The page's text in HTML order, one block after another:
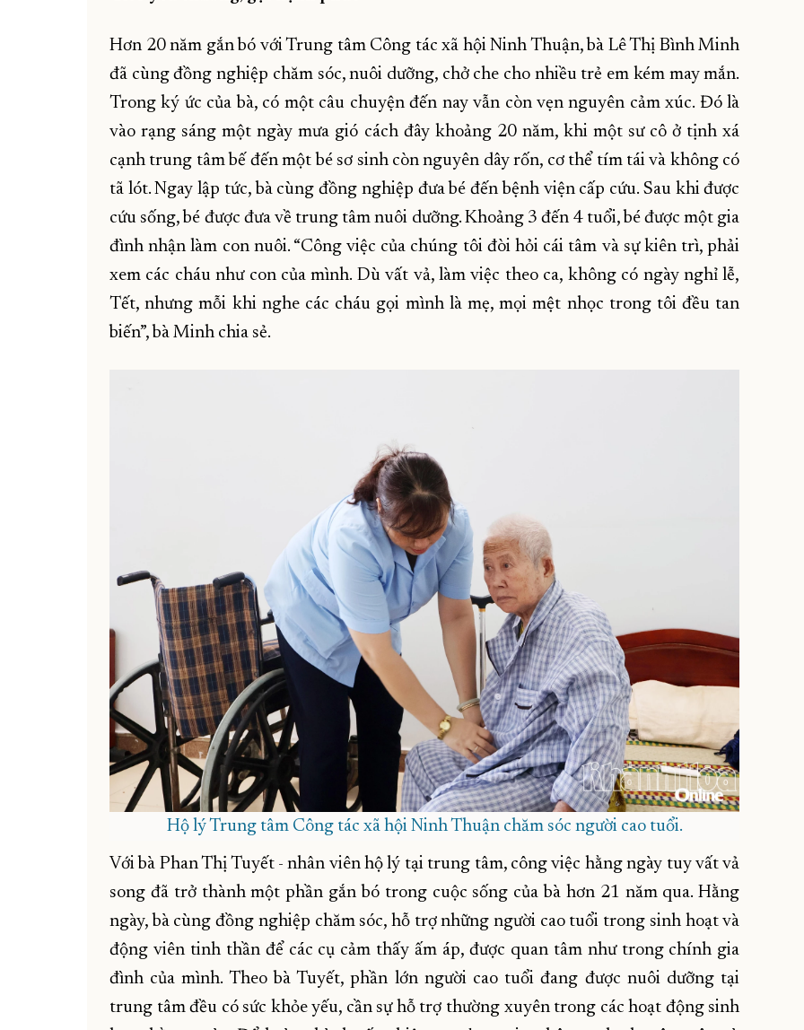
Hơn 20 năm gắn bó với Trung tâm Công tác xã hội Ninh Thuận, bà Lê Thị Bình Minh
đã cùng đồng nghiệp chăm sóc, nuôi dưỡng, chở che cho nhiều trẻ em kém may mắn.
Trong ký ức của bà, có một câu chuyện đến nay vẫn còn vẹn nguyên cảm xúc. Đó là
vào rạng sáng một ngày mưa gió cách đây khoảng 20 năm, khi một sư cô ở tịnh xá
cạnh trung tâm bế đến một bé sơ sinh còn nguyên dây rốn, cơ thể tím tái và không có
tã lót. Ngay lập tức, bà cùng đồng nghiệp đưa bé đến bệnh viện cấp cứu. Sau khi được
cứu sống, bé được đưa về trung tâm nuôi dưỡng. Khoảng 3 đến 4 tuổi, bé được một gia
đình nhận làm con nuôi. “Công việc của chúng tôi đòi hỏi cái tâm và sự kiên trì, phải
xem các cháu như con của mình. Dù vất vả, làm việc theo ca, không có ngày nghỉ lễ,
Tết, nhưng mỗi khi nghe các cháu gọi mình là mẹ, mọi mệt nhọc trong tôi đều tan
biến”, bà Minh chia sẻ.
Hộ lý Trung tâm Công tác xã hội Ninh Thuận chăm sóc người cao tuổi.
Với bà Phan Thị Tuyết - nhân viên hộ lý tại trung tâm, công việc hằng ngày tuy vất vả
song đã trở thành một phần gắn bó trong cuộc sống của bà hơn 21 năm qua. Hằng
ngày, bà cùng đồng nghiệp chăm sóc, hỗ trợ những người cao tuổi trong sinh hoạt và
động viên tinh thần để các cụ cảm thấy ấm áp, được quan tâm như trong chính gia
đình của mình. Theo bà Tuyết, phần lớn người cao tuổi đang được nuôi dưỡng tại
trung tâm đều có sức khỏe yếu, cần sự hỗ trợ thường xuyên trong các hoạt động sinh